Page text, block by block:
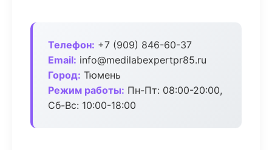
Телефон: +7 (909) 846-60-37
Email: info@medilabexpertpr85.ru
Город: Тюмень
Режим работы: Пн-Пт: 08:00-20:00,
Сб-Вс: 10:00-18:00